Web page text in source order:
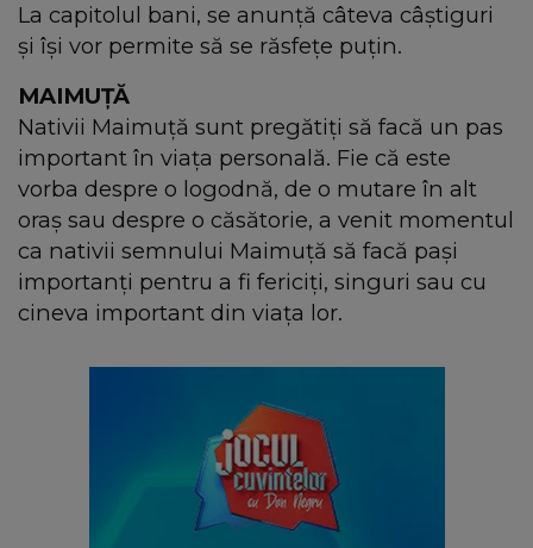
La capitolul bani, se anunță câteva câștiguri
și își vor permite să se răsfețe puțin.
MAIMUȚĂ
Nativii Maimuță sunt pregătiți să facă un pas
important în viața personală. Fie că este
vorba despre o logodnă, de o mutare în alt
oraș sau despre o căsătorie, a venit momentul
ca nativii semnului Maimuță să facă pași
importanți pentru a fi fericiți, singuri sau cu
cineva important din viața lor.